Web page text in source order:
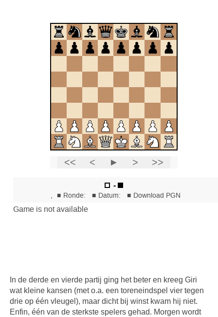
In de derde en vierde partij ging het beter en kreeg Giri
wat kleine kansen (met o.a. een toreneindspel vier tegen
drie op één vleugel), maar dicht bij winst kwam hij niet.
Enfin, één van de sterkste spelers gehad. Morgen wordt